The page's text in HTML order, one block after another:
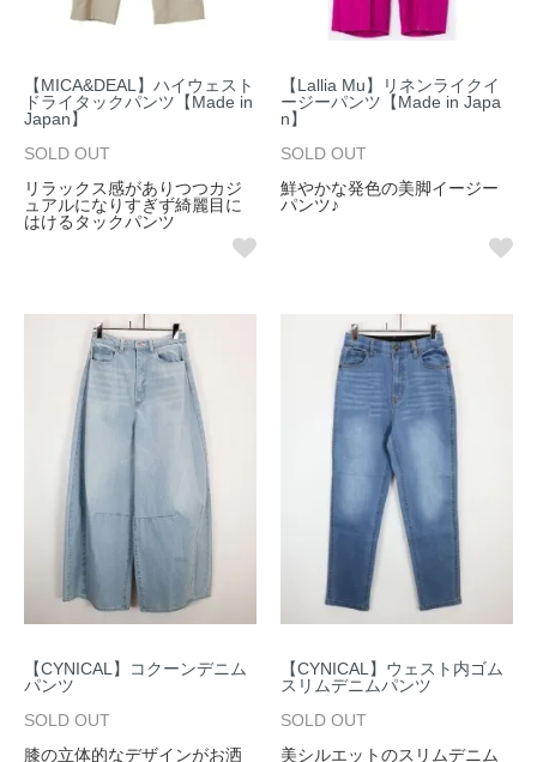
【MICA&DEAL】ハイウェスト
ドライタックパンツ【Made in
Japan】
SOLD OUT
リラックス感がありつつカジ
ュアルになりすぎず綺麗目に
はけるタックパンツ
【Lallia Mu】リネンライクイ
ージーパンツ【Made in Japa
n】
SOLD OUT
鮮やかな発色の美脚イージー
パンツ♪
【CYNICAL】コクーンデニム
パンツ
SOLD OUT
膝の立体的なデザインがお洒
【CYNICAL】ウェスト内ゴム
スリムデニムパンツ
SOLD OUT
美シルエットのスリムデニム